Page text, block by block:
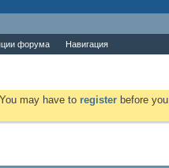
форума Навигация
may have to register before